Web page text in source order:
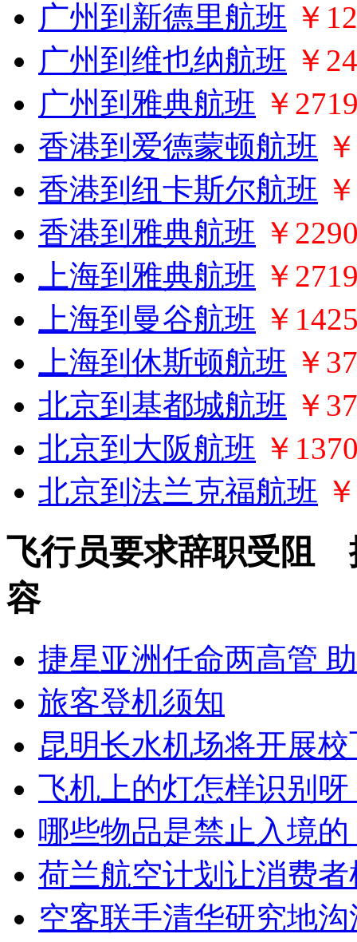
广州到新德里航班 ￥
广州到维也纳航班 ￥
广州到雅典航班 ￥
香港到爱德蒙顿航班
香港到纽卡斯尔航班
香港到雅典航班 ￥
上海到雅典航班 ￥
上海到曼谷航班 ￥
上海到休斯顿航班 ￥
北京到基都城航班 ￥
北京到大阪航班 ￥
北京到法兰克福航班
飞行员要求辞职受阻
容
捷星亚洲任命两高管
旅客登机须知
昆明长水机场将开展
飞机上的灯怎样识别呀
哪些物品是禁止入境的
荷兰航空计划让消费
空客联手清华研究地